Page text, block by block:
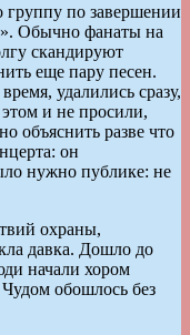
группу по завершении
Обычно фанаты на
скандируют
еще пару песен.
удалились сразу,
и не просили,
объяснить разве что
он
нужно публике: не
охраны,
давка. Дошло до
начали хором
обошлось без